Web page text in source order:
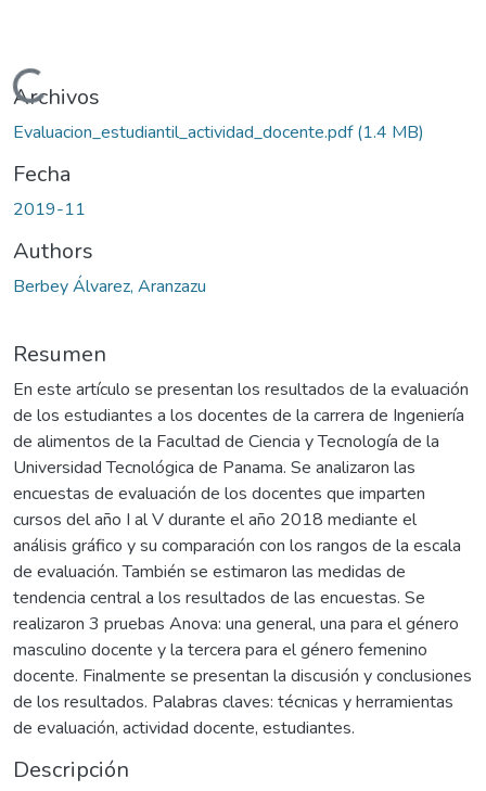
Cargando...
Archivos
Evaluacion_estudiantil_actividad_docente.pdf(1.4 MB)
Fecha
2019-11
Authors
Berbey Álvarez, Aranzazu
Resumen
En este artículo se presentan los resultados de la evaluación
de los estudiantes a los docentes de la carrera de Ingeniería
de alimentos de la Facultad de Ciencia y Tecnología de la
Universidad Tecnológica de Panama. Se analizaron las
encuestas de evaluación de los docentes que imparten
cursos del año I al V durante el año 2018 mediante el
análisis gráfico y su comparación con los rangos de la escala
de evaluación. También se estimaron las medidas de
tendencia central a los resultados de las encuestas. Se
realizaron 3 pruebas Anova: una general, una para el género
masculino docente y la tercera para el género femenino
docente. Finalmente se presentan la discusión y conclusiones
de los resultados. Palabras claves: técnicas y herramientas
de evaluación, actividad docente, estudiantes.
Descripción